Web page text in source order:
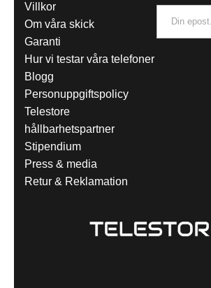
Villkor
Om våra skick
Garanti
Hur vi testar våra telefoner
Blogg
Personuppgiftspolicy
Telestore
hållbarhetspartner
Stipendium
Press & media
Retur & Reklamation